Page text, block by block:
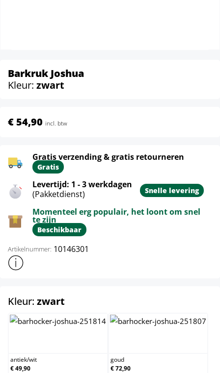
Barkruk Joshua
Kleur: zwart
€ 54,90 incl. btw
Gratis verzending & gratis retourneren
Gratis
Levertijd: 1 - 3 werkdagen
(Pakketdienst)
Snelle levering
Momenteel erg populair, het loont om snel
te zijn
Beschikbaar
Artikelnummer: 10146301
Toon meer productinformatie
Kleur: zwart
antiek/wit
€ 49,90
goud
€ 72,90